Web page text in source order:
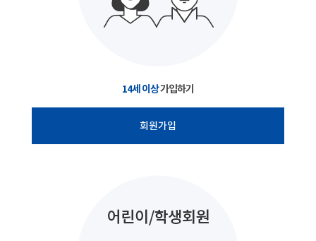
14세 이상가입하기
회원가입